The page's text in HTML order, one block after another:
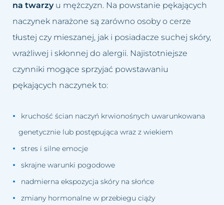
Worki i cienie pod oczami
Wypadanie włosów
Zapadnięta twarz
Zastoje limfatyczne
Zmarszczki
Zmęczona twarz
Łysienie bliznowaciejące
Łysienie telogenowe
Usuwanie blizn
Usuwanie bruzd nosowo
wargowych
Usuwanie cellulitu
permanentnego
Usuwanie prosaków
Usuwanie przebarwień
Usuwanie rozstępów
na twarzyu mężczyzn. Na powstanie pękających
naczynek narażone są zarówno osoby o cerze
tłustej czy mieszanej, jak i posiadacze suchej skóry,
wrażliwej i skłonnej do alergii. Najistotniejsze
czynniki mogące sprzyjać powstawaniu
pękających naczynek to:
kruchość ścian naczyń krwionośnych uwarunkowana
genetycznie lub postępująca wraz z wiekiem
stres i silne emocje
skrajne warunki pogodowe
nadmierna ekspozycja skóry na słońce
zmiany hormonalne w przebiegu ciąży